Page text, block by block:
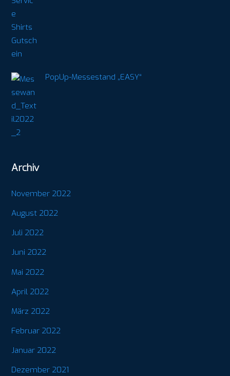
PopUp-Messestand „EASY“
Archiv
November 2022
August 2022
Juli 2022
Juni 2022
Mai 2022
April 2022
März 2022
Februar 2022
Januar 2022
Dezember 2021